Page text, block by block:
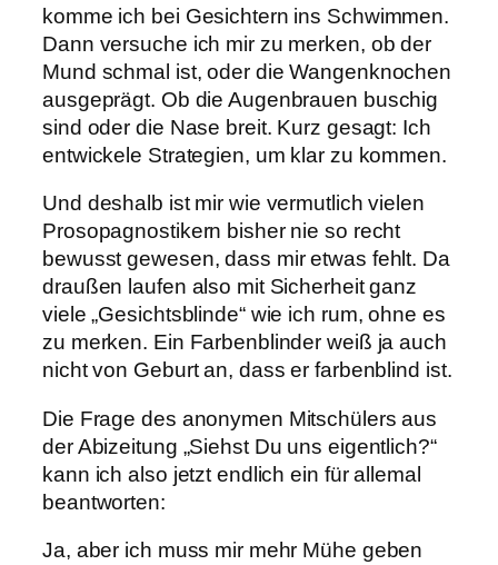
komme ich bei Gesichtern ins Schwimmen.
Dann versuche ich mir zu merken, ob der
Mund schmal ist, oder die Wangenknochen
ausgeprägt. Ob die Augenbrauen buschig
sind oder die Nase breit. Kurz gesagt: Ich
entwickele Strategien, um klar zu kommen.
Und deshalb ist mir wie vermutlich vielen
Prosopagnostikern bisher nie so recht
bewusst gewesen, dass mir etwas fehlt. Da
draußen laufen also mit Sicherheit ganz
viele „Gesichtsblinde“ wie ich rum, ohne es
zu merken. Ein Farbenblinder weiß ja auch
nicht von Geburt an, dass er farbenblind ist.
Die Frage des anonymen Mitschülers aus
der Abizeitung „Siehst Du uns eigentlich?“
kann ich also jetzt endlich ein für allemal
beantworten:
Ja, aber ich muss mir mehr Mühe geben